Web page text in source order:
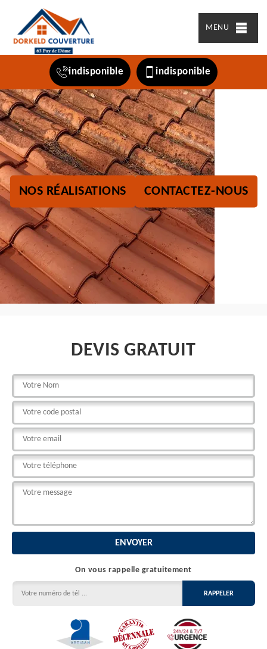
MENU
indisponible indisponible
NOS RÉALISATIONS CONTACTEZ-NOUS
DEVIS GRATUIT
On vous rappelle gratuitement